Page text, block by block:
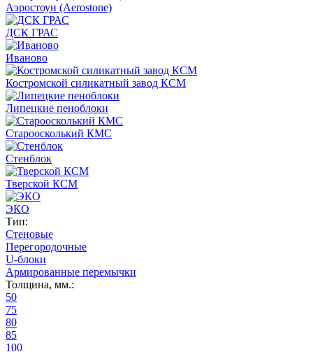
Аэростоун (Aerostone)
ДСК ГРАС
Иваново
Костромской силикатный завод КСМ
Липецкие пеноблоки
Староосколький КМС
Стенблок
Тверской КСМ
ЭКО
Тип:
Стеновые
Перегородочные
U-блоки
Армированные перемычки
Толщина, мм.:
50
75
80
85
100